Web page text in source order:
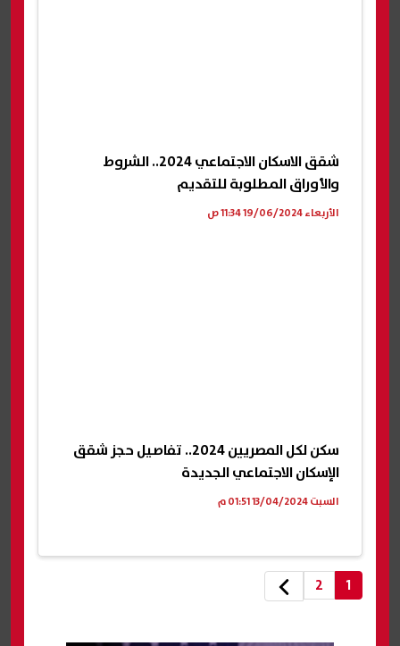
شقق الاسكان الاجتماعي 2024.. الشروط
والأوراق المطلوبة للتقديم
الأربعاء 19/06/2024 11:34 ص
سكن لكل المصريين 2024.. تفاصيل حجز شقق
الإسكان الاجتماعي الجديدة
السبت 13/04/2024 01:51 م
1
2